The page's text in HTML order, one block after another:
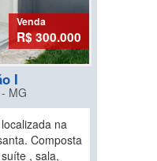
Venda
R$ 300.000
I
MG
na
Composta
, sala,